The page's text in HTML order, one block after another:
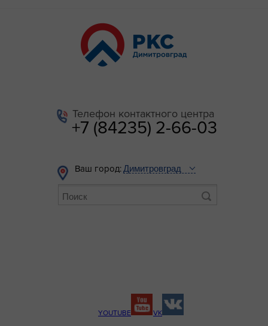
Телефон контактного центра
+7 (84235) 2-66-03
Ваш город:
YOUTUBE VK